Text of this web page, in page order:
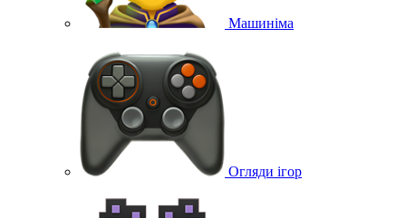
Машиніма
Огляди ігор